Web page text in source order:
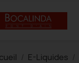
E-Liquides